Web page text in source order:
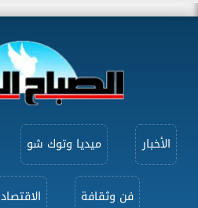
الأخبار ميديا وتوك شو
فن وثقافة الاقتصاد